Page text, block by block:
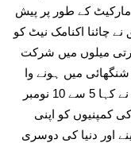
مارکیٹ کے طور پر پیش
چائنا اکنامک نیٹ کو
میلوں میں شرکت
میں ہونے وا
لی آئندہ 5ویں سی آئی آئی ای میں ۔ انہوں نے کہا 5 سے 10 نومبر
کی کمپنیوں کو اپنی
اور دنیا کی دوسری